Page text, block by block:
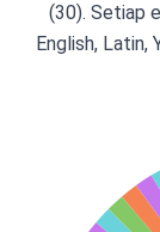
(30). Setiap
English, Latin,